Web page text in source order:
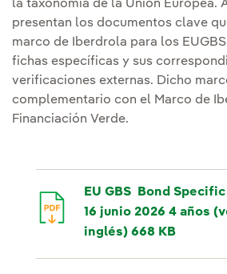
la taxonomía de la Unión Europea.
presentan los documentos clave
marco de Iberdrola para los
fichas específicas y sus
verificaciones externas. Dicho
complementario con el Marco de
Financiación Verde.
EU GBS Bond
16 junio 2026 4 años
inglés) 668 KB